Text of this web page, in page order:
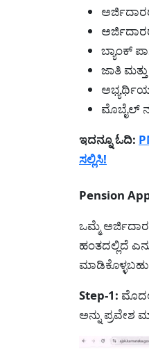
ಬ್ಯಾಂಕ್
ಜಾತಿ
ಮೊಬೈಲ್
ಇದನ್ನೂ ಓದಿ:
ಸಲ್ಲಿಸಿ!
Pension
ಒಮ್ಮೆ
ಹಂತದಲ್ಲಿದೆ
Step-1:
ಅನ್ನು ಪ್ರವೇಶ